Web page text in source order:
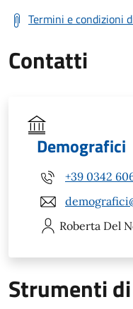
Termini e condizioni
Contatti
Demografici
+39 0342
Roberta Del
Strumenti